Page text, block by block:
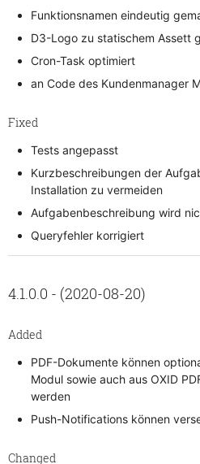
Funktionsnamen eindeutig
D3-Logo zu statischem Assett
Cron-Task optimiert
an Code des Kundenmanager
Fixed
Tests angepasst
Kurzbeschreibungen der
Installation zu vermeiden
Aufgabenbeschreibung wird
Queryfehler korrigiert
4.1.0.0 - (2020-08-20)
Added
PDF-Dokumente können
Modul sowie auch aus OXID
werden
Push-Notifications können
Changed